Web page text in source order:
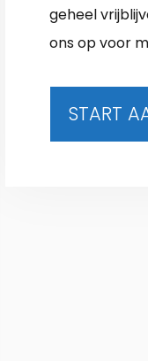
geheel
ons op voor
START